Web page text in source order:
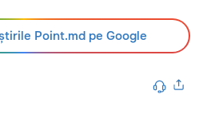
Point.md pe Google